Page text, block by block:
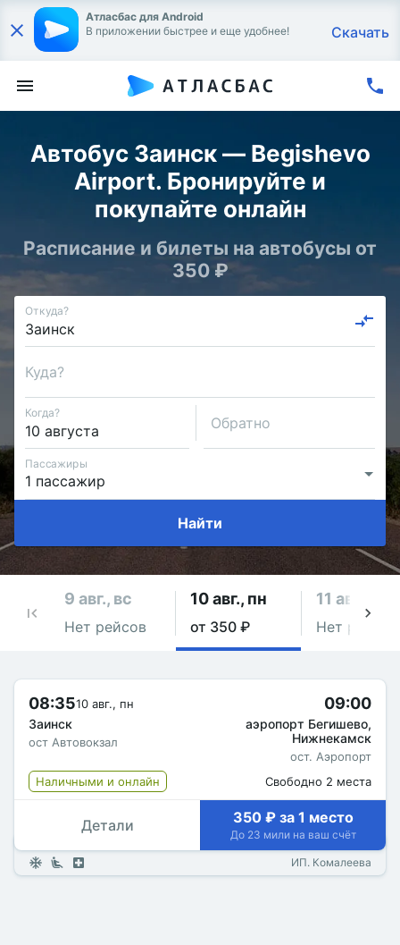
Атласбас для Android
В приложении быстрее и еще удобнее!
Скачать
Автобус Заинск — Begishevo
Airport. Бронируйте и
покупайте онлайн
Расписание и билеты на автобусы от
350 ₽
Откуда?
Куда?
Когда?
Обратно
Пассажиры
Найти
9 авг., вс
Нет рейсов
10 авг., пн
от 350 ₽
11 авг., вт
Нет рейсов
08:3510 авг., пн
Заинск
ост Автовокзал
09:00
аэропорт Бегишево,
Нижнекамск
ост. Аэропорт
Наличными и онлайн
Свободно 2 места
Детали 350 ₽ за 1 место
До 23 мили на ваш счёт
ИП. Комалеева